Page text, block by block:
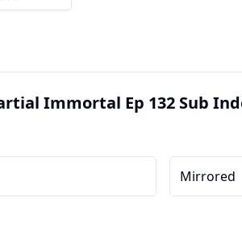
Immortal Ep 132 Sub
Mirrored